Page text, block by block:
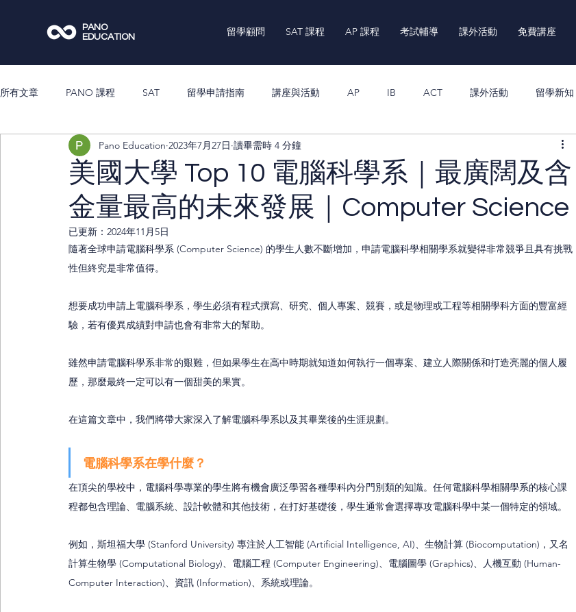
PANO
EDUCATION
留學顧問 SAT 課程 AP 課程 考試輔導 課外活動 免費講座
所有文章 PANO 課程 SAT 留學申請指南 講座與活動 AP IB ACT 課外活動 留學新知
美國大學 Top 10 電腦科學系｜最廣闊及含
金量最高的未來發展｜Computer Science
Pano Education 2023年7月27日 讀畢需時 4 分鐘
已更新： 2024年11月5日
隨著全球申請電腦科學系 (Computer Science) 的學生人數不斷增加，申請電腦科學相關學系就變得非常競爭且具有挑戰
性但終究是非常值得。
想要成功申請上電腦科學系，學生必須有程式撰寫、研究、個人專案、競賽，或是物理或工程等相關學科方面的豐富經
驗，若有優異成績對申請也會有非常大的幫助。
雖然申請電腦科學系非常的艱難，但如果學生在高中時期就知道如何執行一個專案、建立人際關係和打造亮麗的個人履
歷，那麼最終一定可以有一個甜美的果實。
在這篇文章中，我們將帶大家深入了解電腦科學系以及其畢業後的生涯規劃。
電腦科學系在學什麼？
在頂尖的學校中，電腦科學專業的學生將有機會廣泛學習各種學科內分門別類的知識。任何電腦科學相關學系的核心課
程都包含理論、電腦系統、設計軟體和其他技術，在打好基礎後，學生通常會選擇專攻電腦科學中某一個特定的領域。
例如，斯坦福大學 (Stanford University) 專注於人工智能 (Artificial Intelligence, AI)、生物計算 (Biocomputation)，又名
計算生物學 (Computational Biology)、電腦工程 (Computer Engineering)、電腦圖學 (Graphics)、人機互動 (Human-
Computer Interaction)、資訊 (Information)、系統或理論。